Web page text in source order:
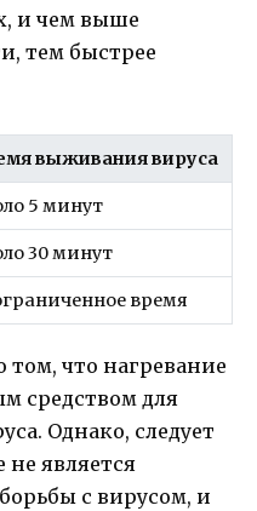
и чем выше
тем быстрее
выживания вируса
5 минут
30 минут
время
том, что нагревание
средством для
Однако, следует
не является
с вирусом, и